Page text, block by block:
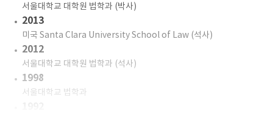
서울대학교 대학원 법학과 (박사)
2013
미국 Santa Clara University School of Law (석사)
2012
서울대학교 대학원 법학과 (석사)
1998
서울대학교 법학과